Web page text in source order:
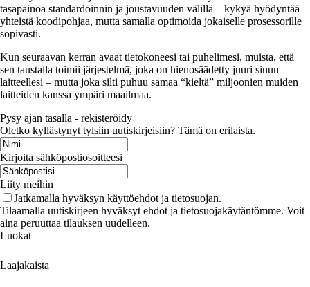
tasapainoa standardoinnin ja joustavuuden välillä – kykyä hyödyntää
yhteistä koodipohjaa, mutta samalla optimoida jokaiselle prosessorille
sopivasti.
Kun seuraavan kerran avaat tietokoneesi tai puhelimesi, muista, että
sen taustalla toimii järjestelmä, joka on hienosäädetty juuri sinun
laitteellesi – mutta joka silti puhuu samaa “kieltä” miljoonien muiden
laitteiden kanssa ympäri maailmaa.
Pysy ajan tasalla - rekisteröidy
Oletko kyllästynyt tylsiin uutiskirjeisiin? Tämä on erilaista.
Kirjoita sähköpostiosoitteesi
Liity meihin
Jatkamalla hyväksyn käyttöehdot ja tietosuojan.
Tilaamalla uutiskirjeen hyväksyt ehdot ja tietosuojakäytäntömme. Voit
aina peruuttaa tilauksen uudelleen.
Luokat
Laajakaista